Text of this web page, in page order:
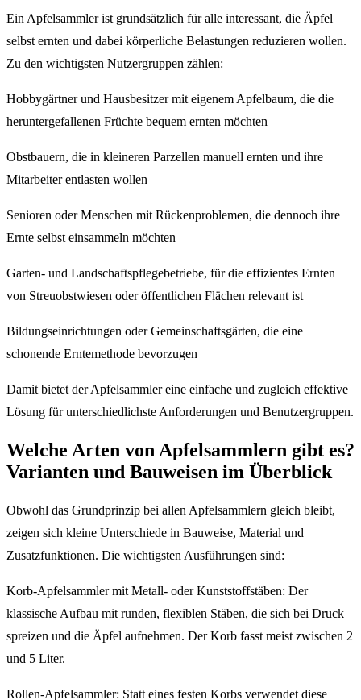
Ein Apfelsammler ist grundsätzlich für alle interessant, die Äpfel
selbst ernten und dabei körperliche Belastungen reduzieren wollen.
Zu den wichtigsten Nutzergruppen zählen:
Hobbygärtner und Hausbesitzer mit eigenem Apfelbaum, die die
heruntergefallenen Früchte bequem ernten möchten
Obstbauern, die in kleineren Parzellen manuell ernten und ihre
Mitarbeiter entlasten wollen
Senioren oder Menschen mit Rückenproblemen, die dennoch ihre
Ernte selbst einsammeln möchten
Garten- und Landschaftspflegebetriebe, für die effizientes Ernten
von Streuobstwiesen oder öffentlichen Flächen relevant ist
Bildungseinrichtungen oder Gemeinschaftsgärten, die eine
schonende Erntemethode bevorzugen
Damit bietet der Apfelsammler eine einfache und zugleich effektive
Lösung für unterschiedlichste Anforderungen und Benutzergruppen.
Welche Arten von Apfelsammlern gibt es?
Varianten und Bauweisen im Überblick
Obwohl das Grundprinzip bei allen Apfelsammlern gleich bleibt,
zeigen sich kleine Unterschiede in Bauweise, Material und
Zusatzfunktionen. Die wichtigsten Ausführungen sind:
Korb-Apfelsammler mit Metall- oder Kunststoffstäben: Der
klassische Aufbau mit runden, flexiblen Stäben, die sich bei Druck
spreizen und die Äpfel aufnehmen. Der Korb fasst meist zwischen 2
und 5 Liter.
Rollen-Apfelsammler: Statt eines festen Korbs verwendet diese